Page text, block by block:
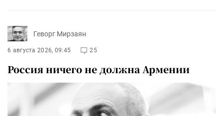
Геворг Мирзаян
6 августа 2026, 09:45 25
Россия ничего не должна Армении